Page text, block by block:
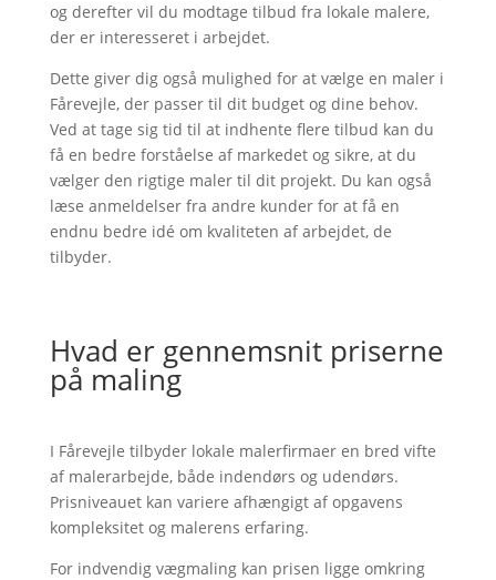
og derefter vil du modtage tilbud fra lokale malere,
der er interesseret i arbejdet.
Dette giver dig også mulighed for at vælge en maler i
Fårevejle, der passer til dit budget og dine behov.
Ved at tage sig tid til at indhente flere tilbud kan du
få en bedre forståelse af markedet og sikre, at du
vælger den rigtige maler til dit projekt. Du kan også
læse anmeldelser fra andre kunder for at få en
endnu bedre idé om kvaliteten af arbejdet, de
tilbyder.
Hvad er gennemsnit priserne
på maling
I Fårevejle tilbyder lokale malerfirmaer en bred vifte
af malerarbejde, både indendørs og udendørs.
Prisniveauet kan variere afhængigt af opgavens
kompleksitet og malerens erfaring.
For indvendig vægmaling kan prisen ligge omkring